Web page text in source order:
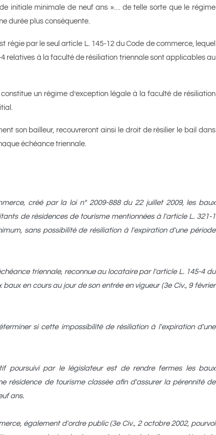
initiale minimale de neuf ans »… de telle sorte que le régime
durée plus conséquente.
régie par le seul article L. 145-12 du Code de commerce, lequel
relatives à la faculté de résiliation triennale sont applicables au
un régime d’exception légale à la faculté de résiliation
son bailleur, recouvreront ainsi le droit de résilier le bail dans
échéance triennale.
créé par la loi n° 2009-888 du 22 juillet 2009, les baux
de résidences de tourisme mentionnées à l'article L. 321-1
sans possibilité de résiliation à l'expiration d'une période
triennale, reconnue au locataire par l'article L. 145-4 du
en cours au jour de son entrée en vigueur (3e Civ., 9 février
si cette impossibilité de résiliation à l'expiration d'une
poursuivi par le législateur est de rendre fermes les baux
résidence de tourisme classée afin d'assurer la pérennité de
ans.
également d'ordre public (3e Civ., 2 octobre 2002, pourvoi